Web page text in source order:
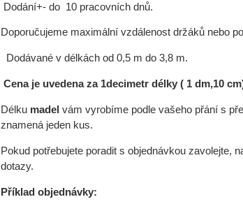
Dodání+- do 10 pracovních dnů.
Doporučujeme maximální vzdálenost držáků nebo
Dodávané v délkách od 0,5 m do 3,8 m.
Cena je uvedena za 1decimetr délky ( 1 dm,10
Délku madel vám vyrobíme podle vašeho přání s
znamená jeden kus.
Pokud potřebujete poradit s objednávkou zavolejte,
dotazy.
Příklad objednávky: